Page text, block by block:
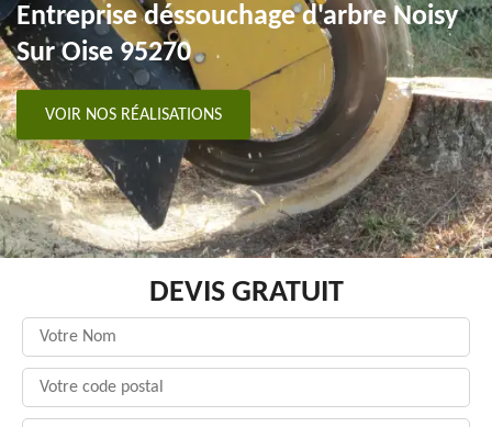
Entreprise déssouchage d'arbre Noisy
Sur Oise 95270
VOIR NOS RÉALISATIONS
DEVIS GRATUIT